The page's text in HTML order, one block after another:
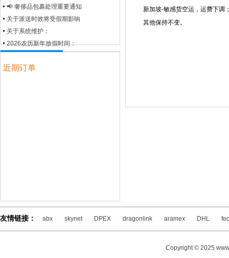
📢 奢侈品包裹处理重要通知
关于派送时效将受假期影响
关于系统维护：
2026农历新年放假时间：
近期订单
新加坡-敏感货空运，运费下调
其他保持不变。
友情链接： abx skynet DPEX dragonlink aramex DHL
Copyright © 2025